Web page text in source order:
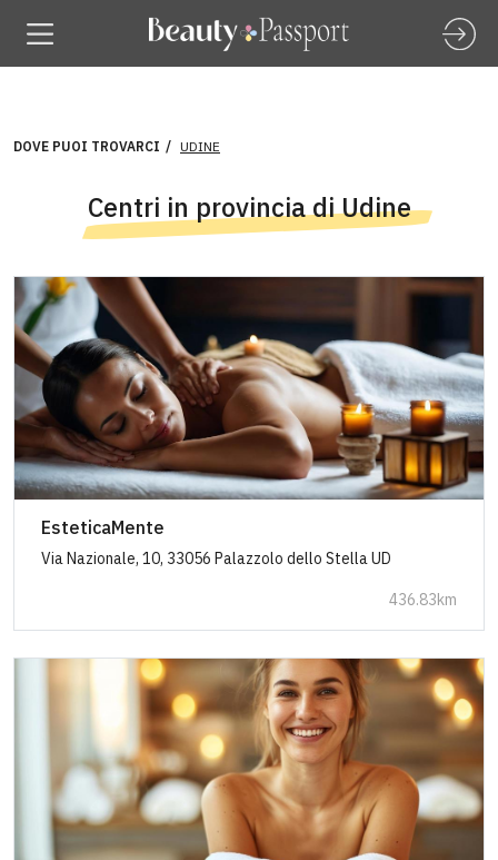
DOVE PUOI TROVARCI UDINE
Centri in provincia di Udine
EsteticaMente
Via Nazionale, 10, 33056 Palazzolo dello Stella UD
436.83km